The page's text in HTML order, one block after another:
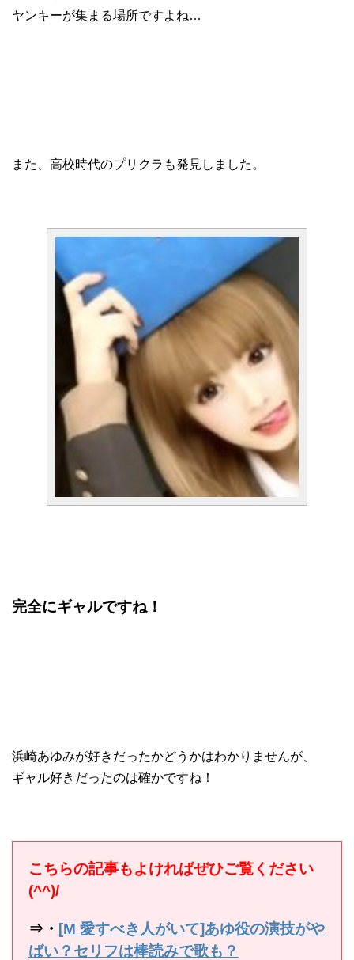
ヤンキーが集まる場所ですよね…
また、高校時代のプリクラも発見しました。
完全にギャルですね！
浜崎あゆみが好きだったかどうかはわかりませんが、
ギャル好きだったのは確かですね！
こちらの記事もよければぜひご覧ください
(^^)/
⇒・ [M 愛すべき人がいて]あゆ役の演技がや
ばい？セリフは棒読みで歌も？